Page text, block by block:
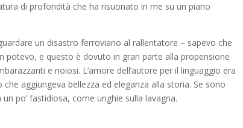
di profondità che ha risuonato in me su un piano
un disastro ferroviario al rallentatore – sapevo che
e questo è dovuto in gran parte alla propensione
e noiosi. L’amore dell’autore per il linguaggio era
aggiungeva bellezza ed eleganza alla storia. Se sono
po’ fastidiosa, come unghie sulla lavagna.